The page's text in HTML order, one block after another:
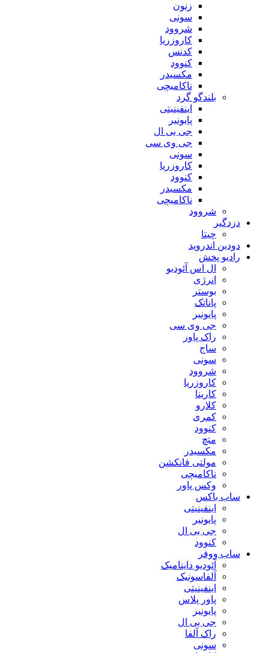
زنون
سونی
شروود
کاروزریا
کدنس
کنوود
مکسیدر
ناکامیچی
بلندگو گرد
اینفینیتی
پایونیر
جی بی ال
جی وی سی
سونی
کاروزریا
کنوود
مکسیدر
ناکامیچی
شروود
دزدگیر
چیتا
دودین اندروید
رادیو پخش
ال اس آئودیو
انرژی
بوستر
پاناتک
پایونیر
جی وی سی
راک پاور
ساج
سونی
شروود
کاروزریا
کارینا
کلارو
کمری
کنوود
متچ
مکسیدر
مولتی فانکشن
ناکامیچی
وکس پاور
ساب باکس
اینفینیتی
پایونیر
جی بی ال
کنوود
ساب ووفر
آئودیو داینامیک
آلفاسونیک
اینفینیتی
پاور پلاس
پایونیر
جی بی ال
راک آلفا
سونی